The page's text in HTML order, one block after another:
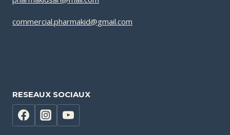
commercial.pharmakid@gmail.com
RESEAUX SOCIAUX